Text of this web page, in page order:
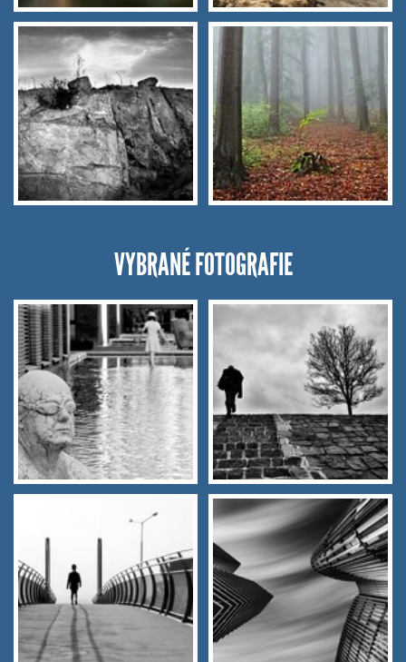
VYBRANÉ FOTOGRAFIE